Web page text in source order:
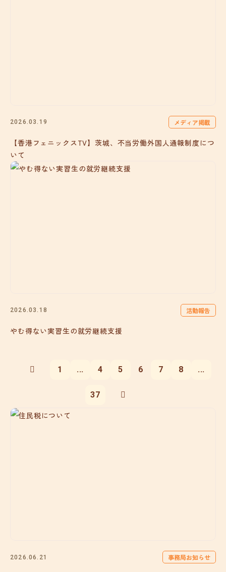
2026.03.19 メディア掲載
【香港フェニックスTV】茨城、不当労働外国人通報制度につ
いて
2026.03.18 活動報告
やむ得ない実習生の就労継続支援
1 ... 4 5 6 7 8 ...
37
2026.06.21 事務局お知らせ